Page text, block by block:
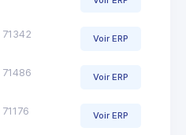
71342 Voir ERP
71486 Voir ERP
71176 Voir ERP